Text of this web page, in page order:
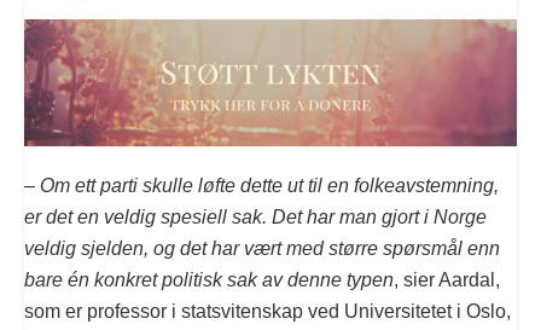
– Om ett parti skulle løfte dette ut til en folkeavstemning,
er det en veldig spesiell sak. Det har man gjort i Norge
veldig sjelden, og det har vært med større spørsmål enn
bare én konkret politisk sak av denne typen, sier Aardal,
som er professor i statsvitenskap ved Universitetet i Oslo,